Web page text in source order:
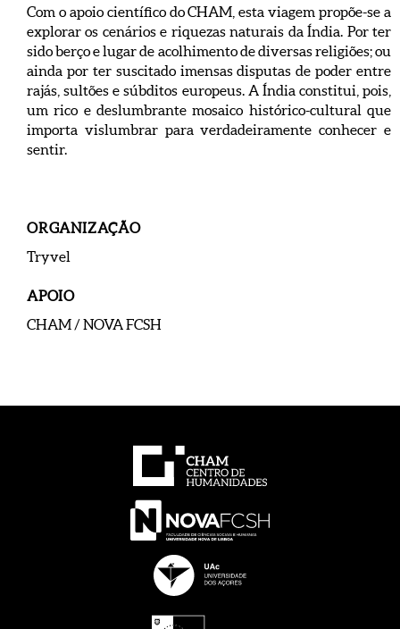
Com o apoio científico do CHAM, esta viagem propõe-se a
explorar os cenários e riquezas naturais da Índia. Por ter
sido berço e lugar de acolhimento de diversas religiões; ou
ainda por ter suscitado imensas disputas de poder entre
rajás, sultões e súbditos europeus. A Índia constitui, pois,
um rico e deslumbrante mosaico histórico-cultural que
importa vislumbrar para verdadeiramente conhecer e
sentir.
ORGANIZAÇÃO
Tryvel
APOIO
CHAM / NOVA FCSH